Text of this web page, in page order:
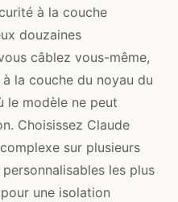
à la couche
douzaines
câblez vous-même,
la couche du noyau du
le modèle ne peut
Choisissez Claude
sur plusieurs
les plus
une isolation